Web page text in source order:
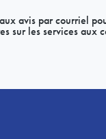
avis par courriel
sur les services aux